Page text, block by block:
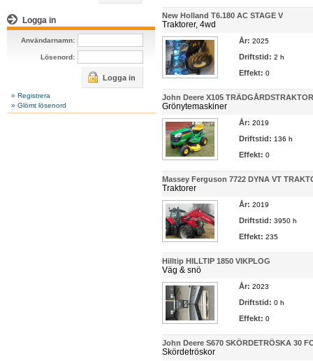
Logga in
Användarnamn:
Lösenord:
Logga in
» Registrera
» Glömt lösenord
New Holland T6.180 AC STAGE V
Traktorer, 4wd
År: 2025
Driftstid: 2 h
Effekt: 0
John Deere X105 TRÄDGÅRDSTRAKTOR
Grönytemaskiner
År: 2019
Driftstid: 136 h
Effekt: 0
Massey Ferguson 7722 DYNA VT
Traktorer
År: 2019
Driftstid: 3950 h
Effekt: 235
Hilltip HILLTIP 1850 VIKPLOG
Väg & snö
År: 2023
Driftstid: 0 h
Effekt: 0
John Deere S670 SKÖRDETRÖSKA 30
Skördetröskor